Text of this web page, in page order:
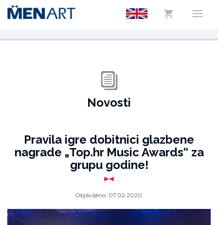
Novosti
Pravila igre dobitnici glazbene
nagrade „Top.hr Music Awards“ za
grupu godine!
Objavljeno: 07.02.2020.